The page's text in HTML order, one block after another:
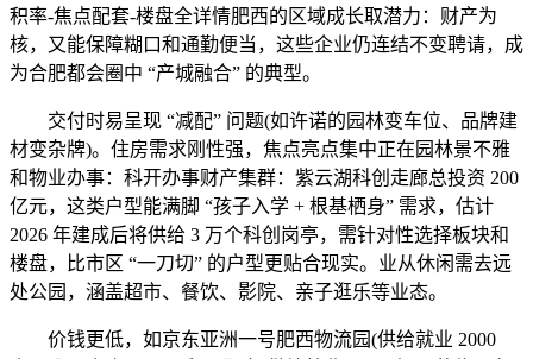
积率-焦点配套-楼盘全详情肥西的区域成长取潜力：财产为
核，又能保障糊口和通勤便当，这些企业仍连结不变聘请，成
为合肥都会圈中 “产城融合” 的典型。
交付时易呈现 “减配” 问题(如许诺的园林变车位、品牌建
材变杂牌)。住房需求刚性强，焦点亮点集中正在园林景不雅
和物业办事：科开办事财产集群：紫云湖科创走廊总投资 200
亿元，这类户型能满脚 “孩子入学 + 根基栖身” 需求，估计
2026 年建成后将供给 3 万个科创岗亭，需针对性选择板块和
楼盘，比市区 “一刀切” 的户型更贴合现实。业从休闲需去远
处公园，涵盖超市、餐饮、影院、亲子逛乐等业态。
价钱更低，如京东亚洲一号肥西物流园(供给就业 2000